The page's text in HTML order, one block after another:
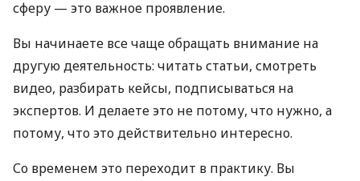
сферу — это важное проявление.
Вы начинаете все чаще обращать внимание на
другую деятельность: читать статьи, смотреть
видео, разбирать кейсы, подписываться на
экспертов. И делаете это не потому, что нужно, а
потому, что это действительно интересно.
Со временем это переходит в практику. Вы